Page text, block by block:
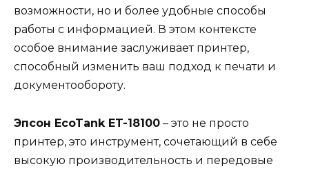
возможности, но и более удобные способы
работы с информацией. В этом контексте
особое внимание заслуживает принтер,
способный изменить ваш подход к печати и
документообороту.
Эпсон EcoTank ET-18100 – это не просто
принтер, это инструмент, сочетающий в себе
высокую производительность и передовые